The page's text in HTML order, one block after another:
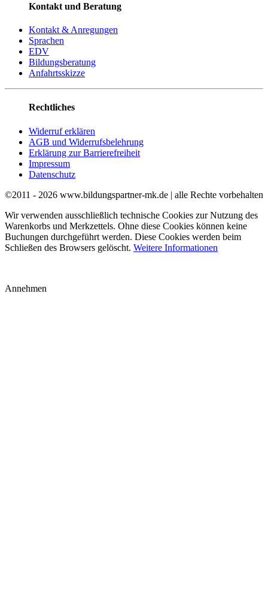
Kontakt und Beratung
Kontakt & Anregungen
Sprachen
EDV
Bildungsberatung
Anfahrtsskizze
Rechtliches
Widerruf erklären
AGB und Widerrufsbelehrung
Erklärung zur Barrierefreiheit
Impressum
Datenschutz
©2011 - 2026 www.bildungspartner-mk.de | alle Rechte vorbehalten
Wir verwenden ausschließlich technische Cookies zur Nutzung des
Warenkorbs und Merkzettels. Ohne diese Cookies können keine
Buchungen durchgeführt werden. Diese Cookies werden beim
Schließen des Browsers gelöscht. Weitere Informationen
Annehmen